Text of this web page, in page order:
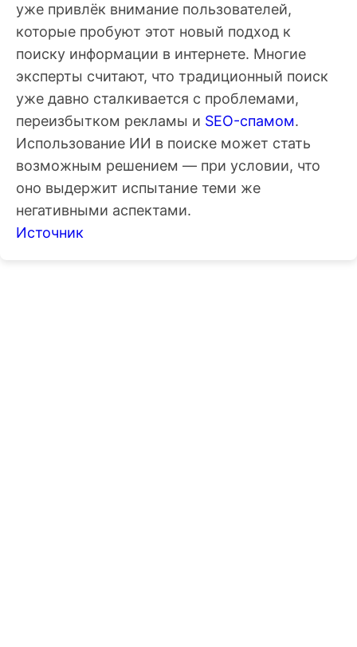
уже привлёк внимание пользователей,
которые пробуют этот новый подход к
поиску информации в интернете. Многие
эксперты считают, что традиционный поиск
уже давно сталкивается с проблемами,
переизбытком рекламы и SEO-спамом.
Использование ИИ в поиске может стать
возможным решением — при условии, что
оно выдержит испытание теми же
негативными аспектами.
Источник